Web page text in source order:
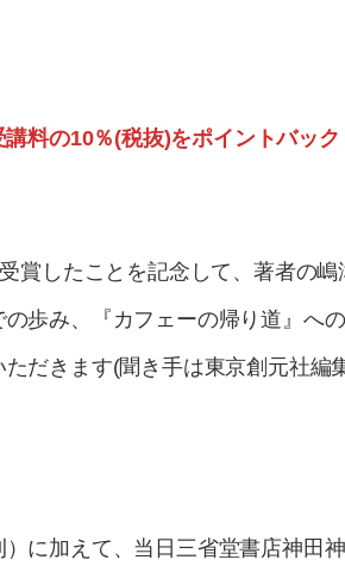
料の10％(税抜)をポイントバック
賞したことを記念して、著者の
歩み、『カフェーの帰り道』へ
だきます(聞き手は東京創元社編
に加えて、当日三省堂書店神田